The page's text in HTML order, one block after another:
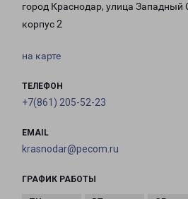
город Краснодар, улица Западный
корпус 2
на карте
ТЕЛЕФОН
+7(861) 205-52-23
EMAIL
krasnodar@pecom.ru
ГРАФИК РАБОТЫ